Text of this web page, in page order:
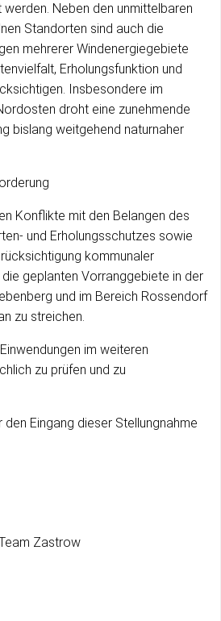
Neben den unmittelbaren
Standorten sind auch die
mehrerer Windenergiegebiete
Erholungsfunktion und
Insbesondere im
droht eine zunehmende
bislang weitgehend naturnaher
Konflikte mit den Belangen des
und Erholungsschutzes sowie
kommunaler
geplanten Vorranggebiete in der
und im Bereich Rossendorf
zu streichen.
im weiteren
zu prüfen und zu
Eingang dieser Stellungnahme
Zastrow